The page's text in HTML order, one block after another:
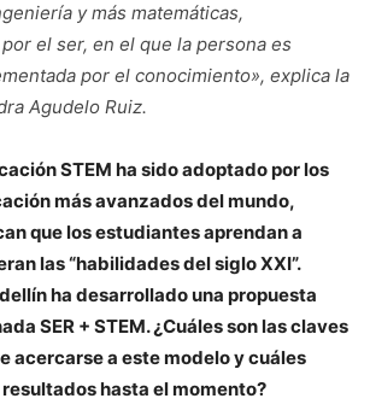
y más matemáticas,
el ser, en el que la persona es
por el conocimiento», explica la
Agudelo Ruiz.
STEM ha sido adoptado por los
más avanzados del mundo,
que los estudiantes aprendan a
las “habilidades del siglo XXI”.
ha desarrollado una propuesta
SER + STEM. ¿Cuáles son las claves
acercarse a este modelo y cuáles
hasta el momento?